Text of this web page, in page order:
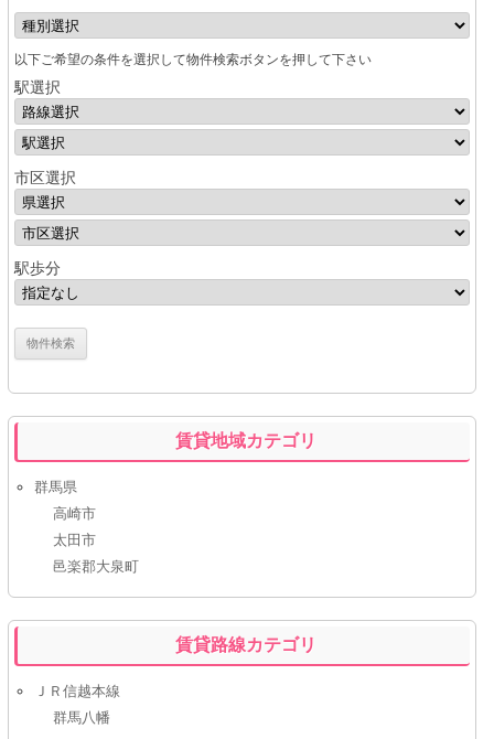
以下ご希望の条件を選択して物件検索ボタンを押して下さい
駅選択
市区選択
駅歩分
賃貸地域カテゴリ
群馬県
高崎市
太田市
邑楽郡大泉町
賃貸路線カテゴリ
ＪＲ信越本線
群馬八幡